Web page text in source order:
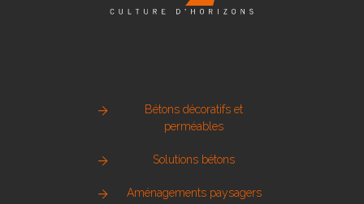
Bétons décoratifs et
perméables
Solutions bétons
Aménagements paysagers